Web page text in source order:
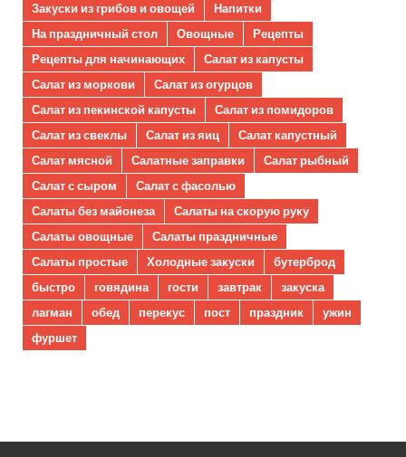
Закуски из грибов и овощей
Напитки
На праздничный стол
Овощные
Рецепты
Рецепты для начинающих
Салат из капусты
Салат из моркови
Салат из огурцов
Салат из пекинской капусты
Салат из помидоров
Салат из свеклы
Салат из яиц
Салат капустный
Салат мясной
Салатные заправки
Салат рыбный
Салат с сыром
Салат с фасолью
Салаты без майонеза
Салаты на скорую руку
Салаты овощные
Салаты праздничные
Салаты простые
Холодные закуски
бутерброд
быстро
говядина гости завтрак
закуска
лагман
обед перекус пост праздник
ужин
фуршет